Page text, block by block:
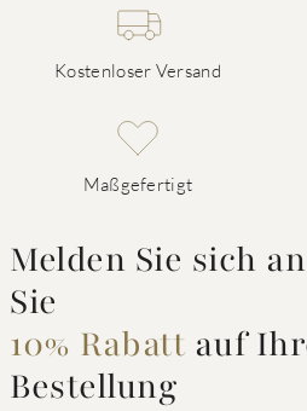
Kostenloser Versand
Maßgefertigt
Melden Sie sich
Sie
10% Rabatt auf
Bestellung